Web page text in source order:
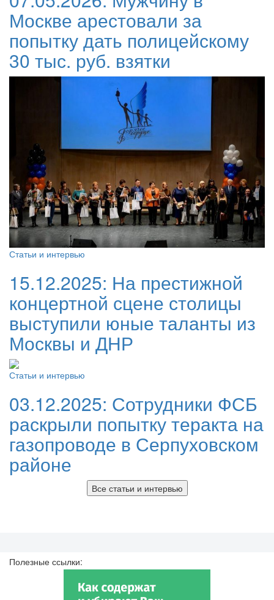
Москве арестовали за
попытку дать полицейскому
30 тыс. руб. взятки
Статьи и интервью
15.12.2025: На престижной
концертной сцене столицы
выступили юные таланты из
Москвы и ДНР
Статьи и интервью
03.12.2025: Сотрудники ФСБ
раскрыли попытку теракта на
газопроводе в Серпуховском
районе
Все статьи и интервью
Полезные ссылки: